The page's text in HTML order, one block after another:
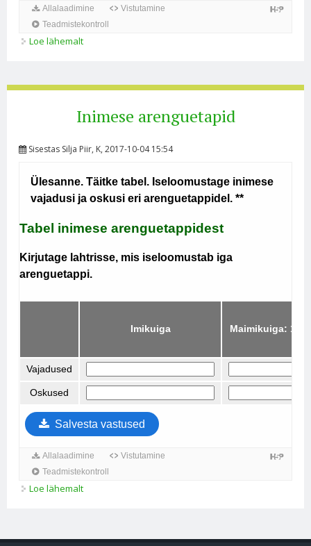
Loe lähemalt
Inimese arenguetapid
Sisestas Silja Piir, K, 2017-10-04 15:54
Loe lähemalt